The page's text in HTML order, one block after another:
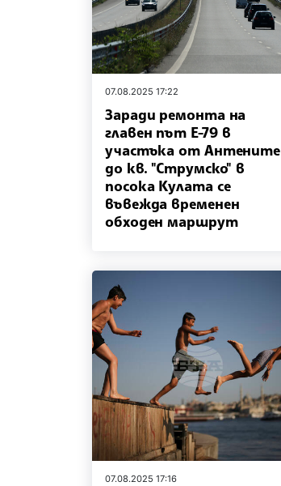
07.08.2025 17:22
Заради ремонта на
главен път Е-79 в
участъка от Антените
до кв. "Струмско" в
посока Кулата се
въвежда временен
обходен маршрут
07.08.2025 17:16